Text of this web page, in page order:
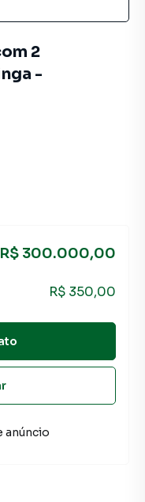
2
-
R$ 300.000,00
R$ 350,00
anúncio